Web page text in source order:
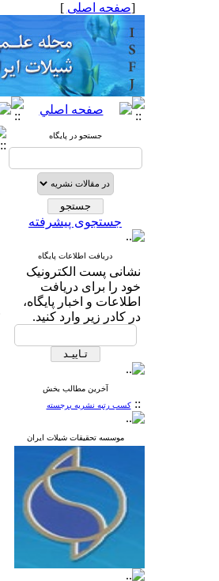
[صفحه اصلی ]
جستجو در پایگاه
جستجوی پیشرفته
دریافت اطلاعات پایگاه
نشانی پست الکترونیک
خود را برای دریافت
اطلاعات و اخبار پایگاه،
در کادر زیر وارد کنید.
آخرین مطالب بخش
::کسب رتبه نشریه برجسته
موسسه تحقیقات شیلات ایران